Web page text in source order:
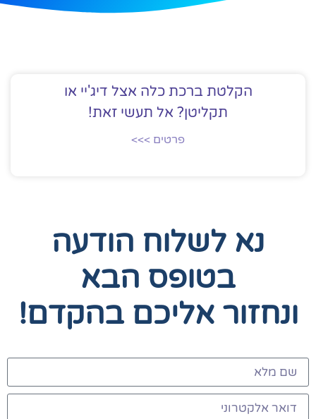
הקלטת ברכת כלה אצל דיג'יי או
תקליטן? אל תעשי זאת!
פרטים >>>
נא לשלוח הודעה
בטופס הבא
ונחזור אליכם בהקדם!